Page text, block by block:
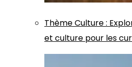
ThèmeCulture:
et culture pour les